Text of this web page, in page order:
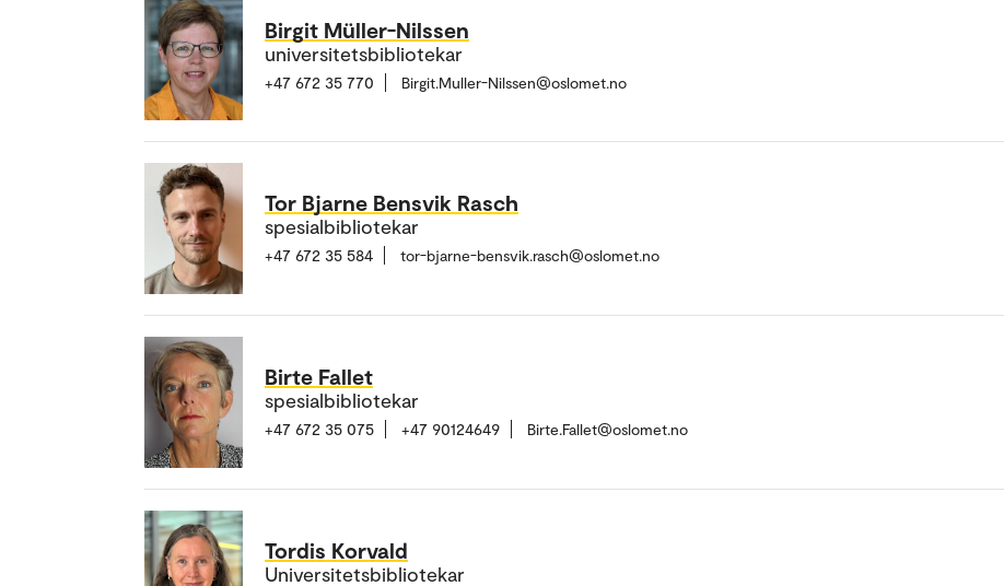
Birgit Müller-Nilssen
universitetsbibliotekar
+47 672 35 770 Birgit.Muller-Nilssen@oslomet.no
Tor Bjarne Bensvik Rasch
spesialbibliotekar
+47 672 35 584 tor-bjarne-bensvik.rasch@oslomet.no
Birte Fallet
spesialbibliotekar
+47 672 35 075 +47 90124649 Birte.Fallet@oslomet.no
Tordis Korvald
Universitetsbibliotekar